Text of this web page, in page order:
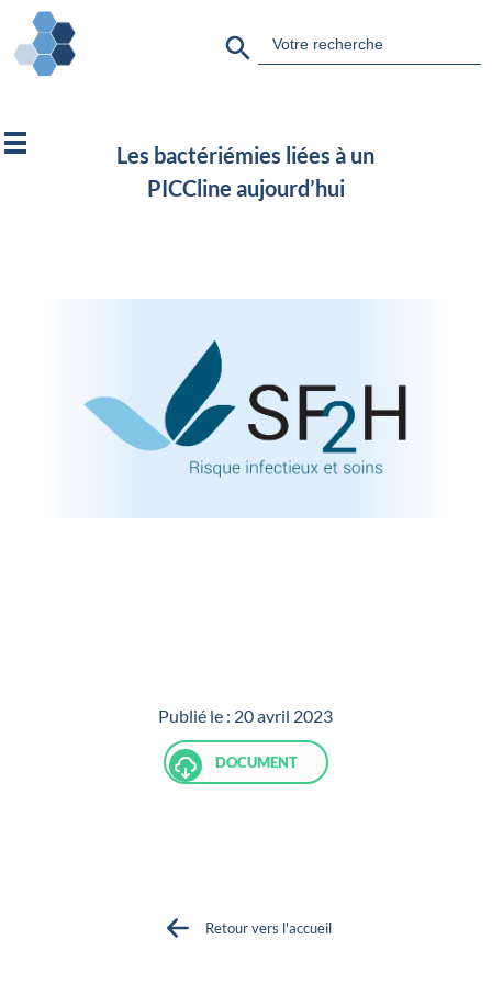
for:
Les bactériémies liées à un
PICCline aujourd’hui
Publié le : 20 avril 2023
DOCUMENT
Retour vers l'accueil